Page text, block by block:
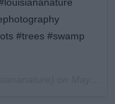
#trees #swamp